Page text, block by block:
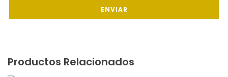
Productos Relacionados